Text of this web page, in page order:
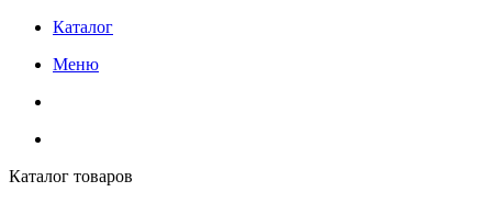
Каталог
Меню
Каталог товаров